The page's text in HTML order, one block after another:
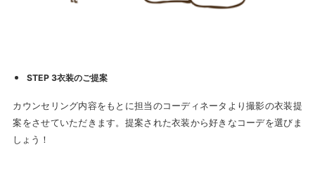
STEP 3衣装のご提案
カウンセリング内容をもとに担当のコーディネータより撮影の衣装提
案をさせていただきます。提案された衣装から好きなコーデを選びま
しょう！